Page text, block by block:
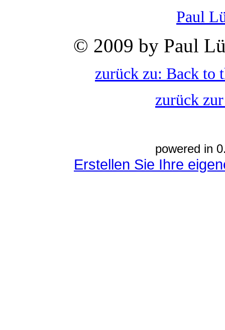
Paul
© 2009 by Paul
zurück zu: Back to
zurück
powered in
Erstellen Sie Ihre